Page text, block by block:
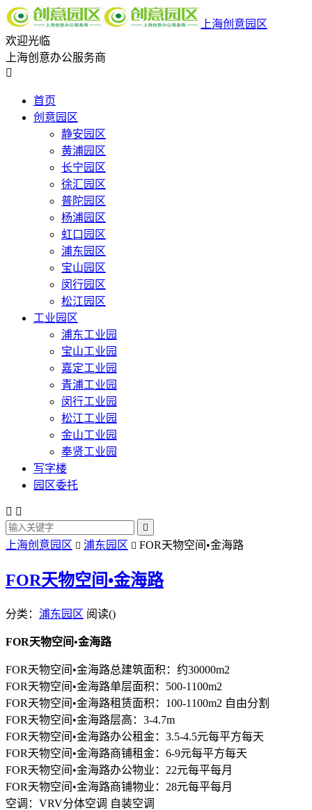
上海创意园区
欢迎光临
上海创意办公服务商

首页
创意园区
静安园区
黄浦园区
长宁园区
徐汇园区
普陀园区
杨浦园区
虹口园区
浦东园区
宝山园区
闵行园区
松江园区
工业园区
浦东工业园
宝山工业园
嘉定工业园
青浦工业园
闵行工业园
松江工业园
金山工业园
奉贤工业园
写字楼
园区委托
 

上海创意园区  浦东园区  FOR天物空间•金海路
FOR天物空间•金海路
分类： 浦东园区 阅读()
FOR天物空间•金海路
FOR天物空间•金海路总建筑面积：约30000m2
FOR天物空间•金海路单层面积：500-1100m2
FOR天物空间•金海路租赁面积：100-1100m2 自由分割
FOR天物空间•金海路层高：3-4.7m
FOR天物空间•金海路办公租金：3.5-4.5元每平方每天
FOR天物空间•金海路商铺租金：6-9元每平方每天
FOR天物空间•金海路办公物业：22元每平每月
FOR天物空间•金海路商铺物业：28元每平每月
空调：VRV分体空调 自装空调